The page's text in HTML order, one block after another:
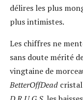
délires les plus
plus intimistes.
Les chiffres ne
sans doute mérité
vingtaine de
BetterOffDead